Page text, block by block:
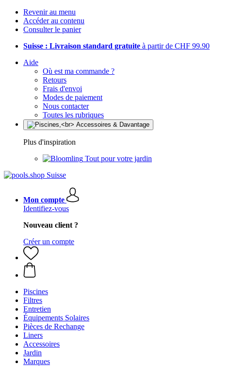
Revenir au menu
Accéder au contenu
Consulter le panier
Suisse : Livraison standard gratuite à partir de CHF 99.90
Aide
Où est ma commande ?
Retours
Frais d'envoi
Modes de paiement
Nous contacter
Toutes les rubriques
Plus d'inspiration
Tout pour votre jardin
Mon compte
Identifiez-vous
Nouveau client ?
Créer un compte
Piscines
Filtres
Entretien
Équipements Solaires
Pièces de Rechange
Liners
Accessoires
Jardin
Marques